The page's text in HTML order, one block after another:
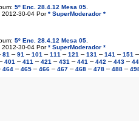
5º Enc. 28.4.12 Mesa 05
2012-30-04 Por* SuperModerador *
5º Enc. 28.4.12 Mesa 05
2012-30-04 Por* SuperModerador *
81 – 91 – 101 – 111 – 121 – 131 – 141 – 151
401 – 411 – 421 – 431 – 441 – 442 – 443 –
464 – 465 – 466 – 467 – 468 – 478 – 488 –